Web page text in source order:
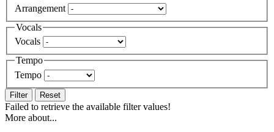
Arrangement
Vocals
Vocals
Tempo
Tempo
Filter Reset
Failed to retrieve the available filter values!
More about...